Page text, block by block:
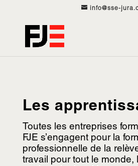
info@sse-
Les
Toutes les entreprises
FJE s’engagent pour la
professionnelle de la
travail pour tout le monde,